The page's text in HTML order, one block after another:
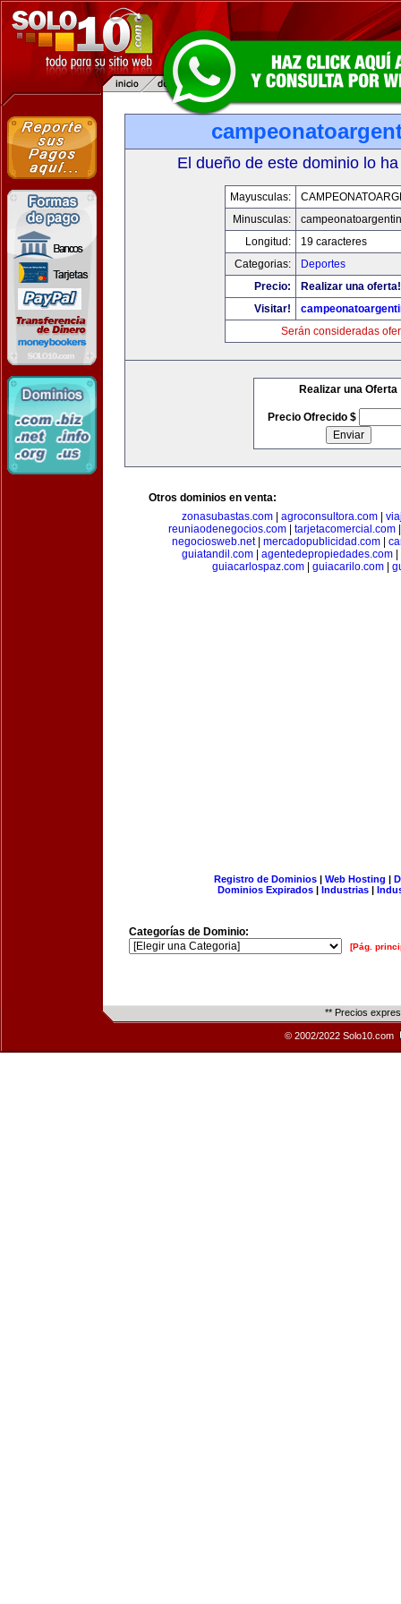
El dueño de este dominio lo
Mayusculas:
Minusculas:
Longitud:
19 caracteres
Categorias:
Deportes
Precio:
Realizar una oferta!
Visitar!
Serán consideradas
Realizar una Oferta
Precio Ofrecido $
Otros dominios en venta:
zonasubastas.com
agroconsultora.com
reuniaodenegocios.com| tarjetacomercial.com
negociosweb.net| mercadopublicidad.com
guiatandil.com| agentedepropiedades.com|
guiacarlospaz.com| guiacarilo.com|
Registro de Dominios| Web Hosting |
Dominios Expirados | Industrias |
Categorías de Dominio:
[Pág.
** Precios
© 2002/2022 Solo10.com